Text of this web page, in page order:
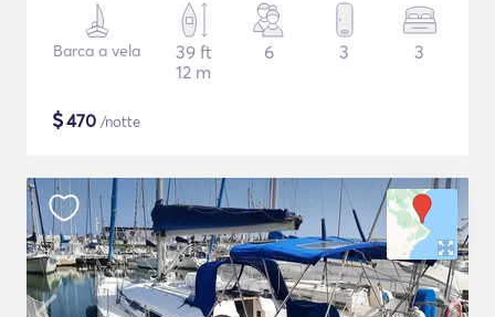
Barca a vela
39 ft
12 m
6 3 3
$470 /notte